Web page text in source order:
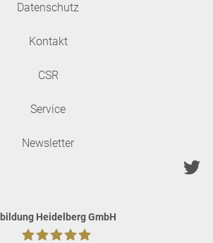
Datenschutz
Kontakt
CSR
Service
Newsletter
Heidelberg GmbH